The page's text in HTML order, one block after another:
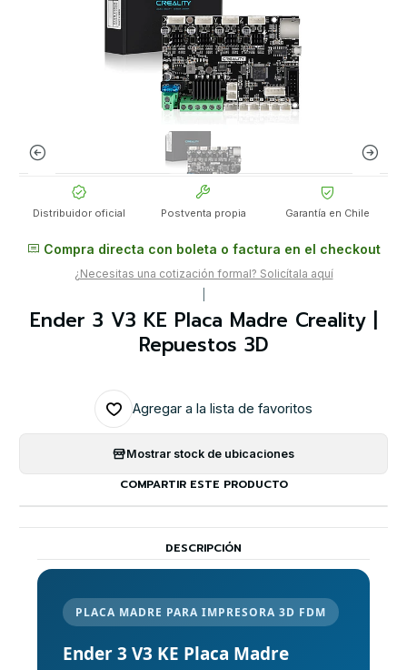
Distribuidor oficial Postventa propia Garantía en Chile
Compra directa con boleta o factura en el checkout
¿Necesitas una cotización formal? Solicítala aquí
Ender 3 V3 KE Placa Madre Creality |
Repuestos 3D
Agregar a la lista de favoritos
Mostrar stock de ubicaciones
COMPARTIR ESTE PRODUCTO
DESCRIPCIÓN
PLACA MADRE PARA IMPRESORA 3D FDM
Ender 3 V3 KE Placa Madre